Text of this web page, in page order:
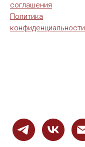
соглашения
Политика
конфиденциальности